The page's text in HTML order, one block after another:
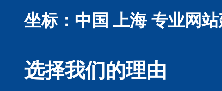
坐标：中国 上海 专业网
选择我们的理由